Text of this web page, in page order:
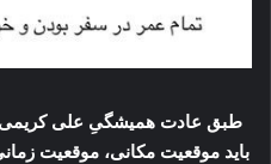
طبق عادت همیشگیِ علی کریمی
باید موقعیت مکانی، موقعیت